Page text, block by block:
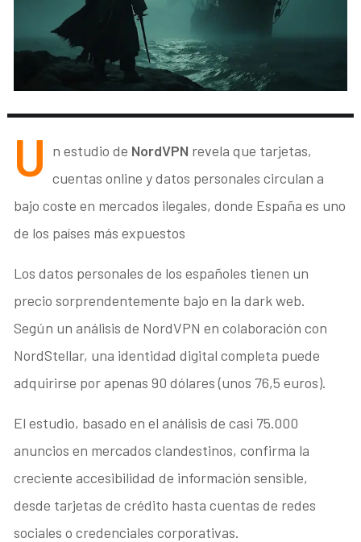
U n estudio de NordVPN revela que tarjetas,
cuentas online y datos personales circulan a
bajo coste en mercados ilegales, donde España es uno
de los países más expuestos
Los datos personales de los españoles tienen un
precio sorprendentemente bajo en la dark web.
Según un análisis de NordVPN en colaboración con
NordStellar, una identidad digital completa puede
adquirirse por apenas 90 dólares (unos 76,5 euros).
El estudio, basado en el análisis de casi 75.000
anuncios en mercados clandestinos, confirma la
creciente accesibilidad de información sensible,
desde tarjetas de crédito hasta cuentas de redes
sociales o credenciales corporativas.